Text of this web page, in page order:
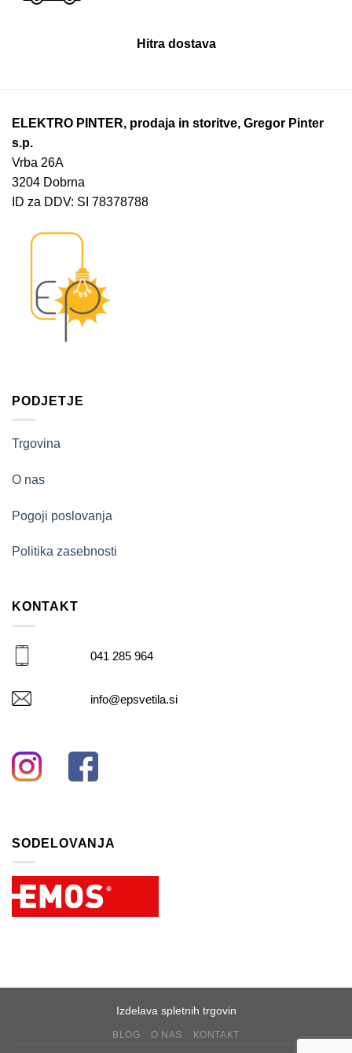
Hitra dostava
ELEKTRO PINTER, prodaja in storitve, Gregor Pinter
s.p.
Vrba 26A
3204 Dobrna
ID za DDV: SI 78378788
PODJETJE
Trgovina
O nas
Pogoji poslovanja
Politika zasebnosti
KONTAKT
041 285 964
info@epsvetila.si
SODELOVANJA
Izdelava spletnih trgovin
BLOG O NAS KONTAKT